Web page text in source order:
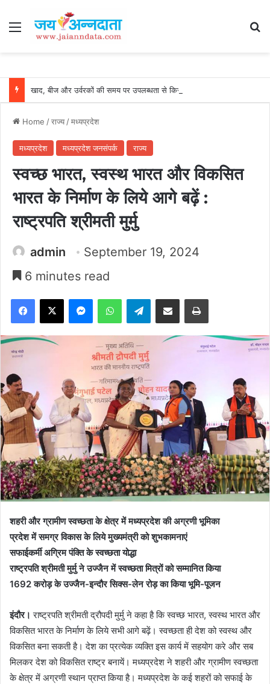
Menu
Home /राज्य/मध्यप्रदेश
मध्यप्रदेश मध्यप्रदेश जनसंपर्क राज्य
स्वच्छ भारत, स्वस्थ भारत और विकसित
भारत के निर्माण के लिये आगे बढ़ें :
राष्ट्रपति श्रीमती मुर्मु
admin
September 19, 2024
6 minutes read
Facebook
X MessengerWhatsAppTelegramShare via Email Print
शहरी और ग्रामीण स्वच्छता के क्षेत्र में मध्यप्रदेश की अग्रणी भूमिका
प्रदेश में समग्र विकास के लिये मुख्यमंत्री को शुभकामनाएं
सफाईकर्मी अग्रिम पंक्ति के स्वच्छता योद्धा
राष्ट्रपति श्रीमती मुर्मु ने उज्जैन में स्वच्छता मित्रों को सम्मानित किया
1692 करोड़ के उज्जैन-इन्दौर सिक्स-लेन रोड़ का किया भूमि-पूजन
इंदौर। राष्ट्रपति श्रीमती द्रौपदी मुर्मु ने कहा है कि स्वच्छ भारत, स्वस्थ भारत और
विकसित भारत के निर्माण के लिये सभी आगे बढ़ें। स्वच्छता ही देश को स्वस्थ और
विकसित बना सकती है। देश का प्रत्येक व्यक्ति इस कार्य में सहयोग करे और सब
मिलकर देश को विकसित राष्ट्र बनायें। मध्यप्रदेश ने शहरी और ग्रामीण स्वच्छता
के क्षेत्र में अग्रणी स्थान प्राप्त किया है। मध्यप्रदेश के कई शहरों को सफाई के